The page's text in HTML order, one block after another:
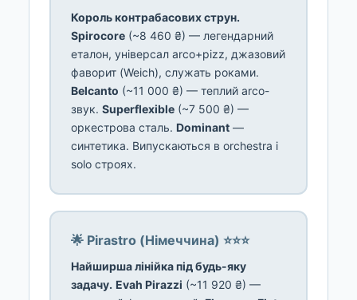
Король контрабасових струн.
Spirocore (~8 460 ₴) — легендарний
еталон, універсал arco+pizz, джазовий
фаворит (Weich), служать роками.
Belcanto (~11 000 ₴) — теплий arco-
звук. Superflexible (~7 500 ₴) —
оркестрова сталь. Dominant —
синтетика. Випускаються в orchestra і
solo строях.
🌟 Pirastro (Німеччина) ⭐⭐⭐
Найширша лінійка під будь-яку
задачу. Evah Pirazzi (~11 920 ₴) —